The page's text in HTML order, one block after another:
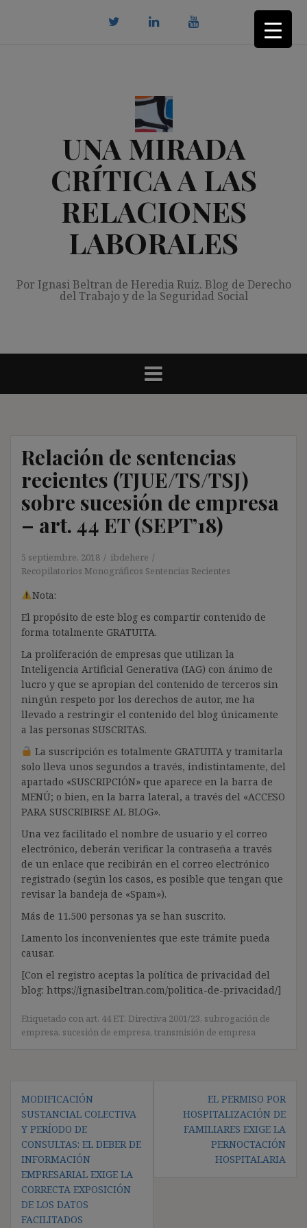
UNA MIRADA
CRÍTICA A LAS
RELACIONES
LABORALES
Por Ignasi Beltran de Heredia Ruiz. Blog de Derecho
del Trabajo y de la Seguridad Social
Relación de sentencias
recientes (TJUE/TS/TSJ)
sobre sucesión de empresa
– art. 44 ET (SEPT’18)
5 septiembre, 2018
ibdehere
Recopilatorios Monográficos Sentencias Recientes
Nota:
El propósito de este blog es compartir contenido de
forma totalmente GRATUITA.
La proliferación de empresas que utilizan la
Inteligencia Artificial Generativa (IAG) con ánimo de
lucro y que se apropian del contenido de terceros sin
ningún respeto por los derechos de autor, me ha
llevado a restringir el contenido del blog únicamente
a las personas SUSCRITAS.
La suscripción es totalmente GRATUITA y tramitarla
solo lleva unos segundos a través, indistintamente, del
apartado «SUSCRIPCIÓN» que aparece en la barra de
MENÚ; o bien, en la barra lateral, a través del «ACCESO
PARA SUSCRIBIRSE AL BLOG».
Una vez facilitado el nombre de usuario y el correo
electrónico, deberán verificar la contraseña a través
de un enlace que recibirán en el correo electrónico
registrado (según los casos, es posible que tengan que
revisar la bandeja de «Spam»).
Más de 11.500 personas ya se han suscrito.
Lamento los inconvenientes que este trámite pueda
causar.
[Con el registro aceptas la política de privacidad del
blog: https://ignasibeltran.com/politica-de-privacidad/]
Etiquetado con art. 44 ET, Directiva 2001/23, subrogación de
empresa, sucesión de empresa, transmisión de empresa
Navegación
de
entradas
MODIFICACIÓN
SUSTANCIAL COLECTIVA
Y PERÍODO DE
CONSULTAS: EL DEBER DE
INFORMACIÓN
EMPRESARIAL EXIGE LA
CORRECTA EXPOSICIÓN
DE LOS DATOS
FACILITADOS
EL PERMISO POR
HOSPITALIZACIÓN DE
FAMILIARES EXIGE LA
PERNOCTACIÓN
HOSPITALARIA